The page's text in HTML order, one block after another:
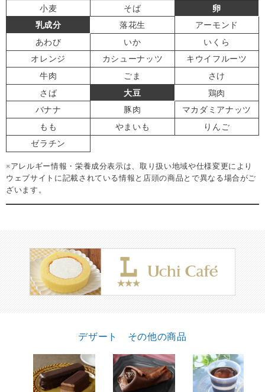
小麦
そば
卵
乳成分
落花生
アーモンド
あわび
いか
いくら
オレンジ
カシューナッツ
キウイフルーツ
牛肉
ごま
さけ
さば
大豆
鶏肉
バナナ
豚肉
マカダミアナッツ
もも
やまいも
りんご
ゼラチン
※アレルギー情報・栄養成分表示は、取り扱い地域や仕様変更により
ウェブサイトに記載されている情報と店頭の商品とで異なる場合がご
ざいます。
デザート その他の商品